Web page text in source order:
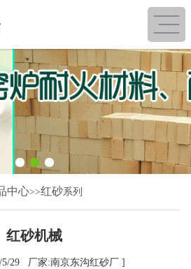
中心>>红砂系列
红砂机械
5/29 厂家:南京东沟红砂厂 ]